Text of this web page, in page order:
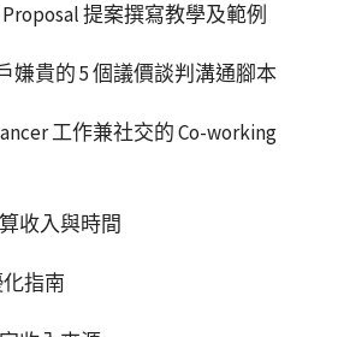
提案撰寫教學及範例
嫌貴的 5 個議價談判溝通腳本
工作兼社交的 Co-working
收入與時間
指南